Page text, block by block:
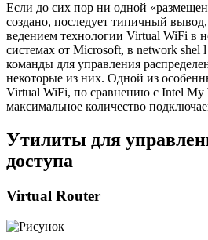
Если до сих пор ни одной
создано, последует типичный
ведением технологии Virtual WiFi в
системах от Microsoft, в network
команды для управления
некоторые из них. Одной из
Virtual WiFi, по сравнению с Intel My
максимальное количество
Утилиты для
доступа
Virtual Router